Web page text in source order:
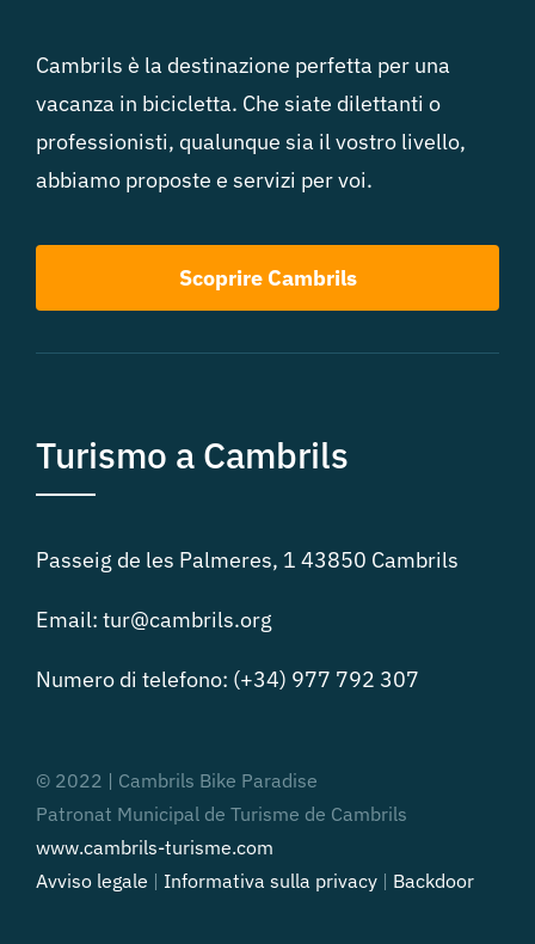
Cambrils è la destinazione perfetta per una
vacanza in bicicletta. Che siate dilettanti o
professionisti, qualunque sia il vostro livello,
abbiamo proposte e servizi per voi.
Scoprire Cambrils
Turismo a Cambrils
Passeig de les Palmeres, 1 43850 Cambrils
Email: tur@cambrils.org
Numero di telefono: (+34) 977 792 307
© 2022 | Cambrils Bike Paradise
Patronat Municipal de Turisme de Cambrils
www.cambrils-turisme.com
Avviso legale | Informativa sulla privacy | Backdoor